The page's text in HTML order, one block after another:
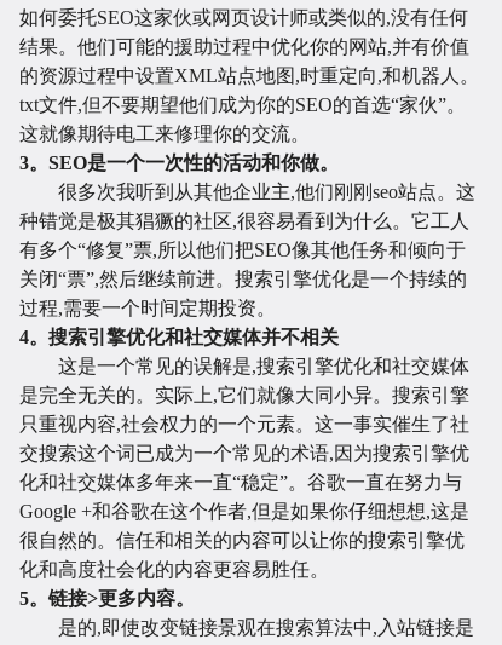
如何委托SEO这家伙或网页设计师或类似的,没有任何
结果。他们可能的援助过程中优化你的网站,并有价值
的资源过程中设置XML站点地图,时重定向,和机器人。
txt文件,但不要期望他们成为你的SEO的首选“家伙”。
这就像期待电工来修理你的交流。
3。SEO是一个一次性的活动和你做。
很多次我听到从其他企业主,他们刚刚seo站点。这
种错觉是极其猖獗的社区,很容易看到为什么。它工人
有多个“修复”票,所以他们把SEO像其他任务和倾向于
关闭“票”,然后继续前进。搜索引擎优化是一个持续的
过程,需要一个时间定期投资。
4。搜索引擎优化和社交媒体并不相关
这是一个常见的误解是,搜索引擎优化和社交媒体
是完全无关的。实际上,它们就像大同小异。搜索引擎
只重视内容,社会权力的一个元素。这一事实催生了社
交搜索这个词已成为一个常见的术语,因为搜索引擎优
化和社交媒体多年来一直“稳定”。谷歌一直在努力与
Google +和谷歌在这个作者,但是如果你仔细想想,这是
很自然的。信任和相关的内容可以让你的搜索引擎优
化和高度社会化的内容更容易胜任。
5。链接>更多内容。
是的,即使改变链接景观在搜索算法中,入站链接是